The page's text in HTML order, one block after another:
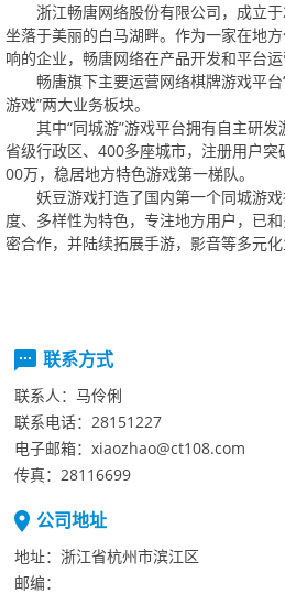
浙江畅唐网络股份有限公司，成立于
坐落于美丽的白马湖畔。作为一家在地
响的企业，畅唐网络在产品开发和平台运
畅唐旗下主要运营网络棋牌游戏平
游戏”两大业务板块。
其中“同城游”游戏平台拥有自主研发
省级行政区、 400多座城市，注册用户突
00万，稳居地方特色游戏第一梯队。
妖豆游戏打造了国内第一个同城游
度、多样性为特色，专注地方用户，已
密合作，并陆续拓展手游，影音等多元化
联系方式
联系人： 马伶俐
联系电话： 28151227
电子邮箱： xiaozhao@ct108.com
传真： 28116699
公司地址
地址： 浙江省杭州市滨江区
邮编：